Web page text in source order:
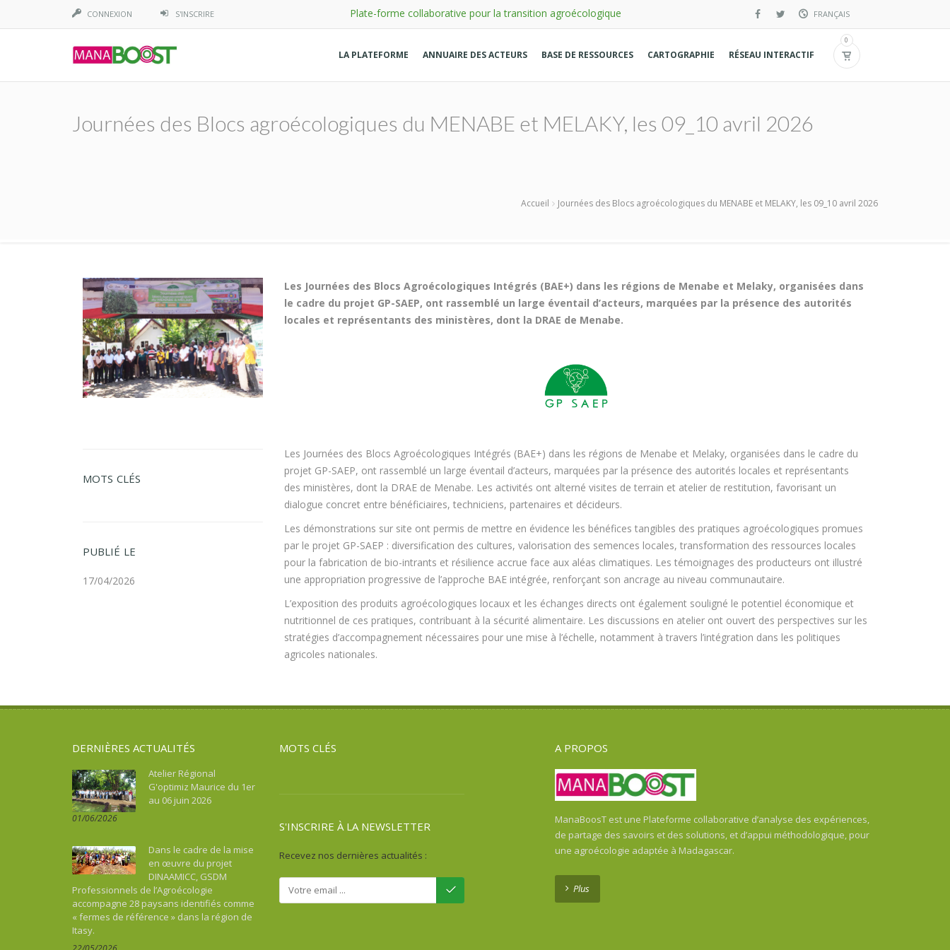
CONNEXION S'INSCRIRE Plate-forme collaborative pour la transition agroécologique FRANÇAIS
Spanish
LA PLATEFORME ANNUAIRE DES ACTEURS BASE DE RESSOURCES CARTOGRAPHIE RÉSEAU INTERACTIF
0
Journées des Blocs agroécologiques du MENABE et MELAKY, les 09_10 avril 2026
Accueil Journées des Blocs agroécologiques du MENABE et MELAKY, les 09_10 avril 2026
MOTS CLÉS
PUBLIÉ LE
17/04/2026
Les Journées des Blocs Agroécologiques Intégrés (BAE+) dans les régions de Menabe et Melaky, organisées dans
le cadre du projet GP-SAEP, ont rassemblé un large éventail d’acteurs, marquées par la présence des autorités
locales et représentants des ministères, dont la DRAE de Menabe.
Les Journées des Blocs Agroécologiques Intégrés (BAE+) dans les régions de Menabe et Melaky, organisées dans le cadre du
projet GP-SAEP, ont rassemblé un large éventail d’acteurs, marquées par la présence des autorités locales et représentants
des ministères, dont la DRAE de Menabe. Les activités ont alterné visites de terrain et atelier de restitution, favorisant un
dialogue concret entre bénéficiaires, techniciens, partenaires et décideurs.
Les démonstrations sur site ont permis de mettre en évidence les bénéfices tangibles des pratiques agroécologiques promues
par le projet GP-SAEP : diversification des cultures, valorisation des semences locales, transformation des ressources locales
pour la fabrication de bio-intrants et résilience accrue face aux aléas climatiques. Les témoignages des producteurs ont illustré
une appropriation progressive de l’approche BAE intégrée, renforçant son ancrage au niveau communautaire.
L’exposition des produits agroécologiques locaux et les échanges directs ont également souligné le potentiel économique et
nutritionnel de ces pratiques, contribuant à la sécurité alimentaire. Les discussions en atelier ont ouvert des perspectives sur les
stratégies d’accompagnement nécessaires pour une mise à l’échelle, notamment à travers l’intégration dans les politiques
agricoles nationales.
DERNIÈRES ACTUALITÉS
Atelier Régional
G'optimiz Maurice du 1er
au 06 juin 2026
01/06/2026
Dans le cadre de la mise
en œuvre du projet
DINAAMICC, GSDM
Professionnels de l’Agroécologie
accompagne 28 paysans identifiés comme
« fermes de référence » dans la région de
Itasy.
MOTS CLÉS
S'INSCRIRE À LA NEWSLETTER
Recevez nos dernières actualités :
A PROPOS
ManaBoosT est une Plateforme collaborative d’analyse des expériences,
de partage des savoirs et des solutions, et d’appui méthodologique, pour
une agroécologie adaptée à Madagascar.
Plus